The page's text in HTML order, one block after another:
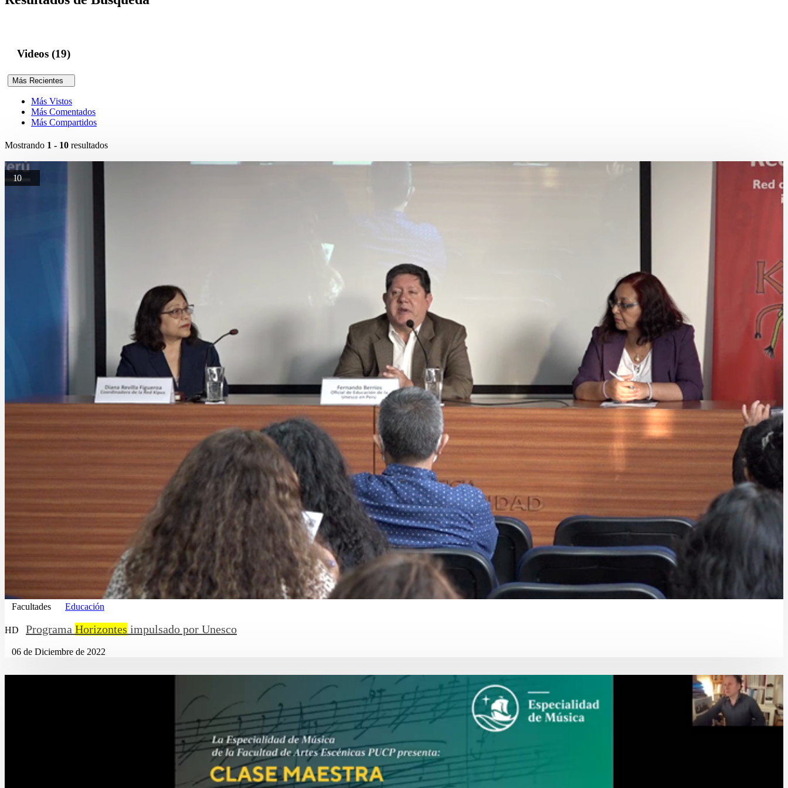
Videos (19)
Más Recientes
Más Vistos
Más Comentados
Más Compartidos
Mostrando 1 - 10 resultados
10
Facultades Educación
HD Programa Horizontes impulsado por Unesco
06 de Diciembre de 2022